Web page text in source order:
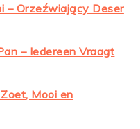
– Orzeźwiający Deser
– Iedereen Vraagt
Mooi en